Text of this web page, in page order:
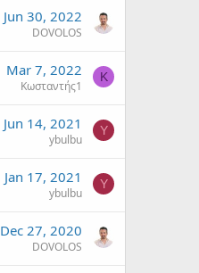
Jun 30, 2022
DOVOLOS
Mar 7, 2022
Κωσταντής1
Κ
Jun 14, 2021
ybulbu
Y
Jan 17, 2021
ybulbu
Y
Dec 27, 2020
DOVOLOS